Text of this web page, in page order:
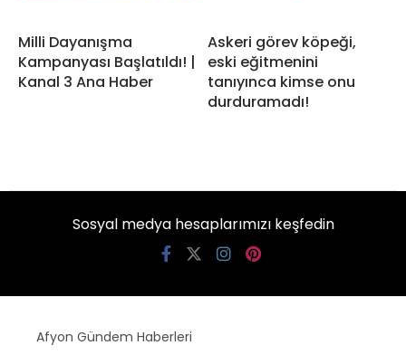
Milli Dayanışma
Kampanyası Başlatıldı! |
Kanal 3 Ana Haber
Askeri görev köpeği,
eski eğitmenini
tanıyınca kimse onu
durduramadı!
Sosyal medya hesaplarımızı keşfedin
Afyon Gündem Haberleri